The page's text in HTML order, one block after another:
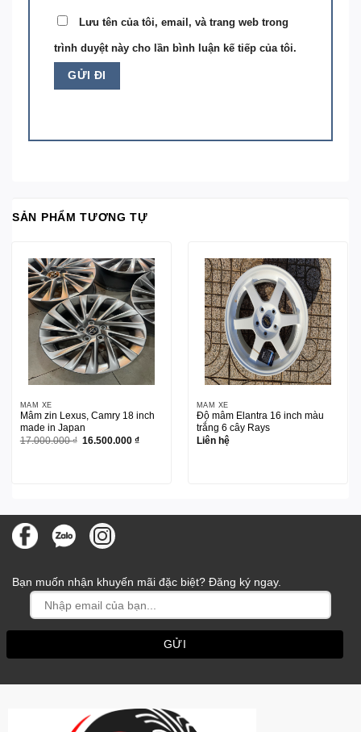
Lưu tên của tôi, email, và trang web trong
trình duyệt này cho lần bình luận kế tiếp của tôi.
SẢN PHẨM TƯƠNG TỰ
MÂM XE
Mâm zin Lexus, Camry 18 inch
made in Japan
17.000.000₫ Giá
16.500.000₫Giá
MÂM XE
Độ mâm Elantra 16 inch màu
trắng 6 cây Rays
Liên hệ
Bạn muốn nhận khuyến mãi đặc biệt? Đăng ký ngay.